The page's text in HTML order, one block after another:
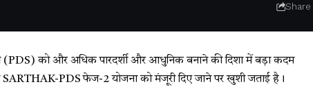
Share
(PDS) को और अधिक पारदर्शी और आधुनिक बनाने की दिशा में बड़ा कदम
SARTHAK-PDS फेज-2 योजना को मंजूरी दिए जाने पर खुशी जताई है।